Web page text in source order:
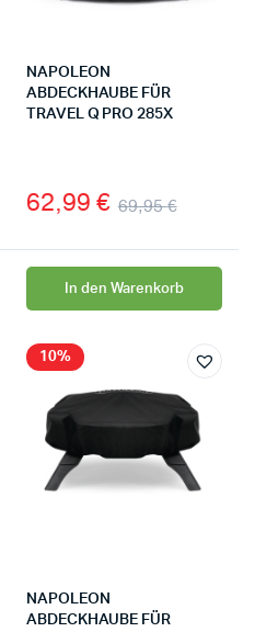
NAPOLEON
ABDECKHAUBE FÜR
TRAVEL Q PRO 285X
69,95€
62,99 €
In den Warenkorb
10%
NAPOLEON
ABDECKHAUBE FÜR